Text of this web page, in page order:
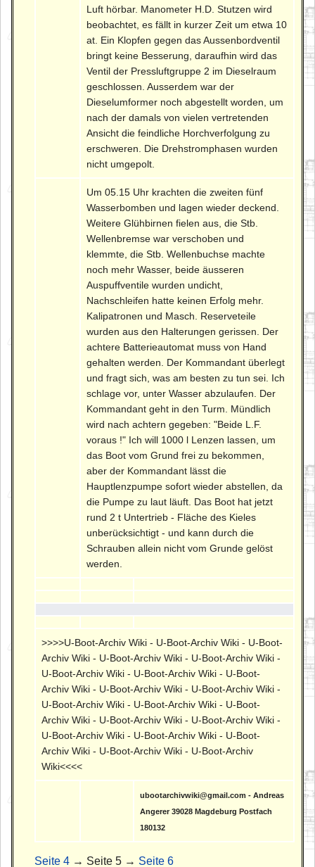
Luft hörbar. Manometer H.D. Stutzen wird
beobachtet, es fällt in kurzer Zeit um etwa 10
at. Ein Klopfen gegen das Aussenbordventil
bringt keine Besserung, daraufhin wird das
Ventil der Pressluftgruppe 2 im Dieselraum
geschlossen. Ausserdem war der
Dieselumformer noch abgestellt worden, um
nach der damals von vielen vertretenden
Ansicht die feindliche Horchverfolgung zu
erschweren. Die Drehstromphasen wurden
nicht umgepolt.
Um 05.15 Uhr krachten die zweiten fünf
Wasserbomben und lagen wieder deckend.
Weitere Glühbirnen fielen aus, die Stb.
Wellenbremse war verschoben und
klemmte, die Stb. Wellenbuchse machte
noch mehr Wasser, beide äusseren
Auspuffventile wurden undicht,
Nachschleifen hatte keinen Erfolg mehr.
Kalipatronen und Masch. Reserveteile
wurden aus den Halterungen gerissen. Der
achtere Batterieautomat muss von Hand
gehalten werden. Der Kommandant überlegt
und fragt sich, was am besten zu tun sei. Ich
schlage vor, unter Wasser abzulaufen. Der
Kommandant geht in den Turm. Mündlich
wird nach achtern gegeben: "Beide L.F.
voraus !" Ich will 1000 l Lenzen lassen, um
das Boot vom Grund frei zu bekommen,
aber der Kommandant lässt die
Hauptlenzpumpe sofort wieder abstellen, da
die Pumpe zu laut läuft. Das Boot hat jetzt
rund 2 t Untertrieb - Fläche des Kieles
unberücksichtigt - und kann durch die
Schrauben allein nicht vom Grunde gelöst
werden.
>>>>U-Boot-Archiv Wiki - U-Boot-Archiv Wiki - U-Boot-
Archiv Wiki - U-Boot-Archiv Wiki - U-Boot-Archiv Wiki -
U-Boot-Archiv Wiki - U-Boot-Archiv Wiki - U-Boot-
Archiv Wiki - U-Boot-Archiv Wiki - U-Boot-Archiv Wiki -
U-Boot-Archiv Wiki - U-Boot-Archiv Wiki - U-Boot-
Archiv Wiki - U-Boot-Archiv Wiki - U-Boot-Archiv Wiki -
U-Boot-Archiv Wiki - U-Boot-Archiv Wiki - U-Boot-
Archiv Wiki - U-Boot-Archiv Wiki - U-Boot-Archiv
Wiki<<<<
ubootarchivwiki@gmail.com - Andreas
Angerer 39028 Magdeburg Postfach
180132
Seite 4 → Seite 5 → Seite 6